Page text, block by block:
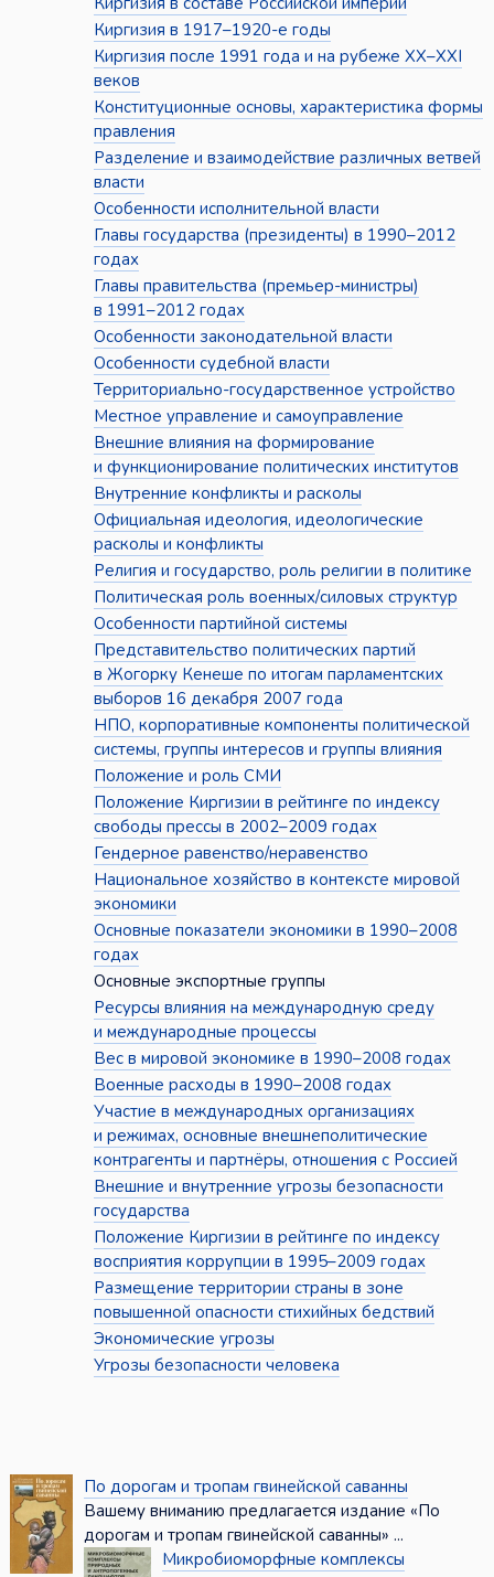
Киргизия в 1917–1920-е годы
Киргизия после 1991 года и на рубеже XX–XXI
веков
Конституционные основы, характеристика формы
правления
Разделение и взаимодействие различных ветвей
власти
Особенности исполнительной власти
Главы государства (президенты) в 1990–2012
годах
Главы правительства (премьер-министры)
в 1991–2012 годах
Особенности законодательной власти
Особенности судебной власти
Территориально-государственное устройство
Местное управление и самоуправление
Внешние влияния на формирование
и функционирование политических институтов
Внутренние конфликты и расколы
Официальная идеология, идеологические
расколы и конфликты
Религия и государство, роль религии в политике
Политическая роль военных/силовых структур
Особенности партийной системы
Представительство политических партий
в Жогорку Кенеше по итогам парламентских
выборов 16 декабря 2007 года
НПО, корпоративные компоненты политической
системы, группы интересов и группы влияния
Положение и роль СМИ
Положение Киргизии в рейтинге по индексу
свободы прессы в 2002–2009 годах
Гендерное равенство/неравенство
Национальное хозяйство в контексте мировой
экономики
Основные показатели экономики в 1990–2008
годах
Основные экспортные группы
Ресурсы влияния на международную среду
и международные процессы
Вес в мировой экономике в 1990–2008 годах
Военные расходы в 1990–2008 годах
Участие в международных организациях
и режимах, основные внешнеполитические
контрагенты и партнёры, отношения с Россией
Внешние и внутренние угрозы безопасности
государства
Положение Киргизии в рейтинге по индексу
восприятия коррупции в 1995–2009 годах
Размещение территории страны в зоне
повышенной опасности стихийных бедствий
Экономические угрозы
Угрозы безопасности человека
По дорогам и тропам гвинейской саванны
Вашему вниманию предлагается издание «По
дорогам и тропам гвинейской саванны» ...
Микробиоморфные комплексы